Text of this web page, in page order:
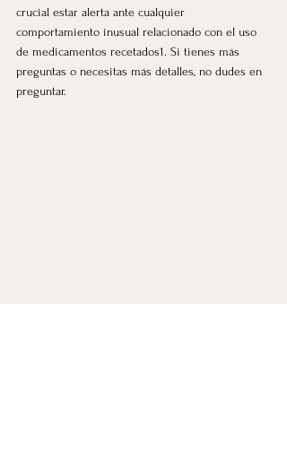
crucial estar alerta ante cualquier
comportamiento inusual relacionado con el uso
de medicamentos recetados1. Si tienes más
preguntas o necesitas más detalles, no dudes en
preguntar.